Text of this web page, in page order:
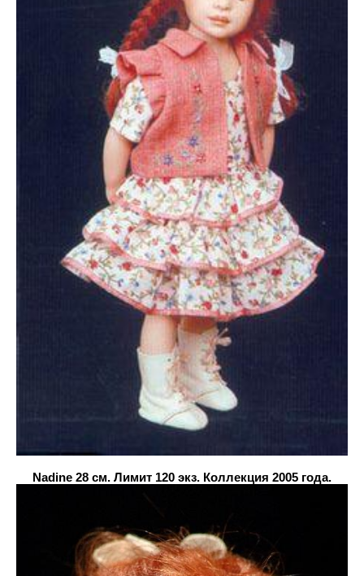
Nadine 28 см. Лимит 120 экз. Коллекция 2005 года.